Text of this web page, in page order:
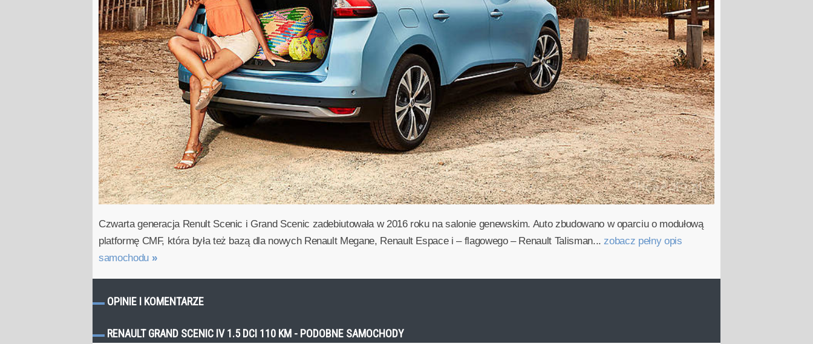
Czwarta generacja Renult Scenic i Grand Scenic zadebiutowała w 2016 roku na salonie genewskim. Auto zbudowano w oparciu o modułową
platformę CMF, która była też bazą dla nowych Renault Megane, Renault Espace i – flagowego – Renault Talisman...zobacz pełny opis
samochodu »
OPINIE I KOMENTARZE
RENAULT GRAND SCENIC IV 1.5 DCI 110 KM - PODOBNE SAMOCHODY